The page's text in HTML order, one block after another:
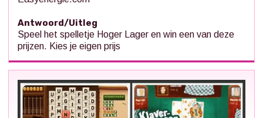
Antwoord/Uitleg
Speel het spelletje Hoger Lager en win een van deze
prijzen. Kies je eigen prijs